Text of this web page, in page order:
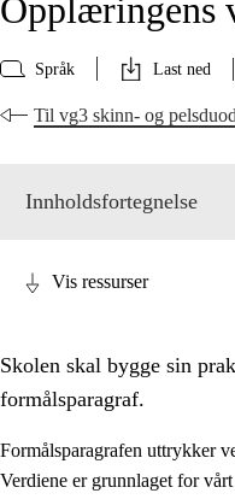
Opplæringens
Språk Last ned
Til vg3 skinn- og
Innholdsfortegnelse
Vis ressurser
Skolen skal bygge sin
formålsparagraf.
Formålsparagrafen uttrykker
Verdiene er grunnlaget for